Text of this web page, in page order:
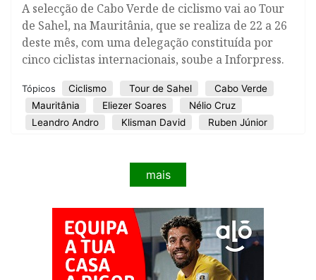
A selecção de Cabo Verde de ciclismo vai ao Tour
de Sahel, na Mauritânia, que se realiza de 22 a 26
deste mês, com uma delegação constituída por
cinco ciclistas internacionais, soube a Inforpress.
Tópicos Ciclismo Tour de Sahel
Cabo Verde
Mauritânia
Eliezer Soares
Nélio Cruz
Leandro Andro
Klisman David Ruben Júnior
mais